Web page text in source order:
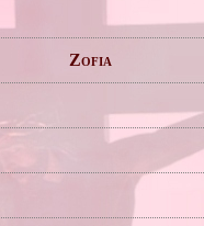
Zofia